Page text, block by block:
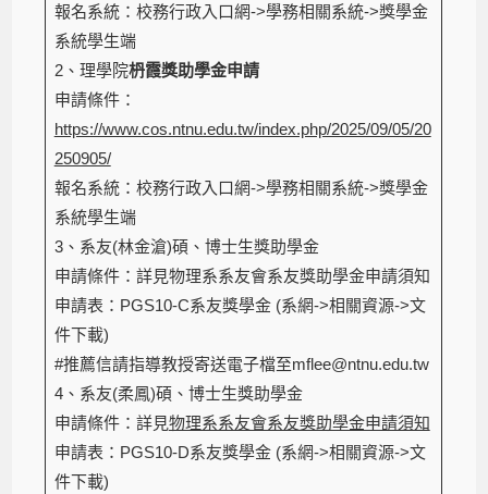
報名系統：校務行政入口網->學務相關系統->獎學金
系統學生端
2、理學院枬霞獎助學金申請
申請條件：
https://www.cos.ntnu.edu.tw/index.php/2025/09/05/20
250905/
報名系統：校務行政入口網->學務相關系統->獎學金
系統學生端
3、系友(林金滄)碩、博士生獎助學金
申請條件：詳見物理系系友會系友獎助學金申請須知
申請表：PGS10-C系友獎學金 (系網->相關資源->文
件下載)
#推薦信請指導教授寄送電子檔至mflee@ntnu.edu.tw
4、系友(柔鳳)碩、博士生獎助學金
申請條件：詳見物理系系友會系友獎助學金申請須知
申請表：PGS10-D系友獎學金 (系網->相關資源->文
件下載)